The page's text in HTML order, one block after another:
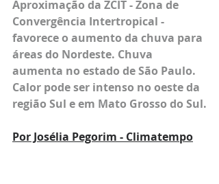
Aproximação da ZCIT - Zona de
Convergência Intertropical -
favorece o aumento da chuva para
áreas do Nordeste. Chuva
aumenta no estado de São Paulo.
Calor pode ser intenso no oeste da
região Sul e em Mato Grosso do Sul.
Por Josélia Pegorim - Climatempo